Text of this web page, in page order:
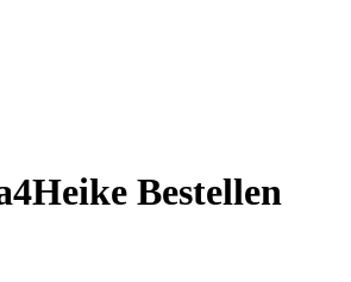
Bestellen